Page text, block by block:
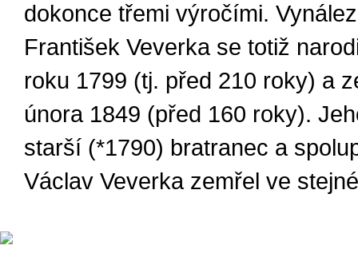
dokonce třemi výročími.
František Veverka se totiž
roku 1799 (tj. před 210 roky) a
února 1849 (před 160 roky).
starší (*1790) bratranec a
Václav Veverka zemřel ve